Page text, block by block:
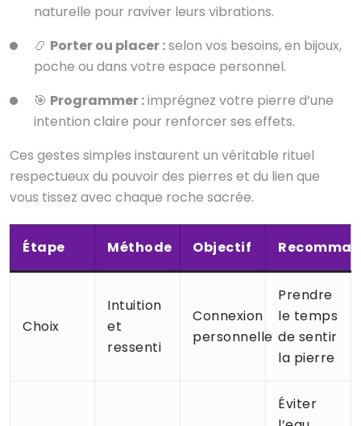
naturelle pour raviver leurs vibrations.
📿 Porter ou placer :selon vos besoins, en bijoux,
poche ou dans votre espace personnel.
🎯 Programmer :imprégnez votre pierre d’une
intention claire pour renforcer ses effets.
Ces gestes simples instaurent un véritable rituel
respectueux du pouvoir des pierres et du lien que
vous tissez avec chaque roche sacrée.
Étape Méthode Objectif
Choix
Intuition
et
ressenti
Connexion
personnelle
Prendre
le temps
de sentir
la pierre
Éviter